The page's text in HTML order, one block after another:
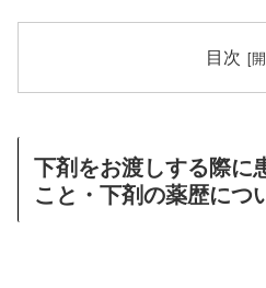
目次
下剤をお渡しする際に
こと・下剤の薬歴につ